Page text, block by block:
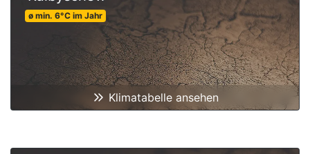
ø min. 6°C im Jahr
Klimatabelle ansehen